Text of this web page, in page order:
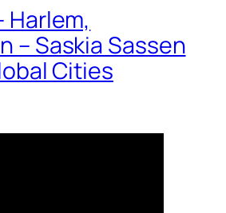
Harlem,
– Saskia Sassen
Cities